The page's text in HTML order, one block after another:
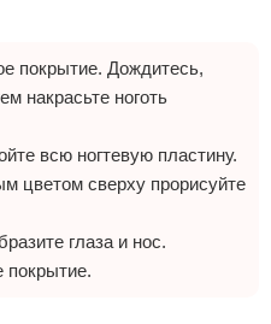
покрытие. Дождитесь,
накрасьте ноготь
всю ногтевую пластину.
цветом сверху прорисуйте
глаза и нос.
покрытие.